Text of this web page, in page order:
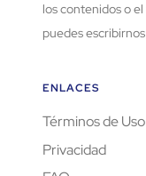
los contenidos o
puedes
ENLACES
Términos de Uso
Privacidad